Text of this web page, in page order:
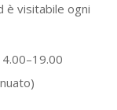
è visitabile ogni